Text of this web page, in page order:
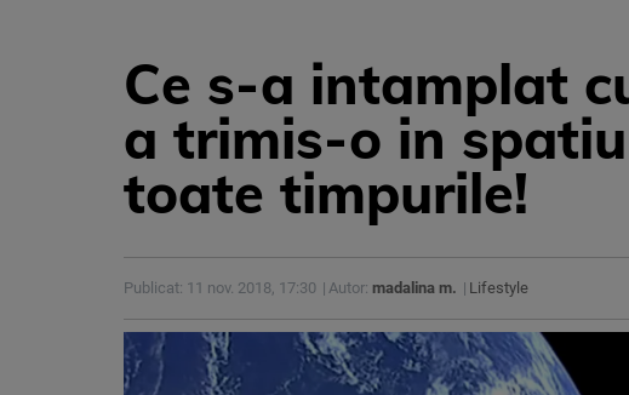
Ce s-a intamplat
a trimis-o in
toate timpurile!
Publicat: 11 nov. 2018, 17:30 Autor: madalina m. Lifestyle